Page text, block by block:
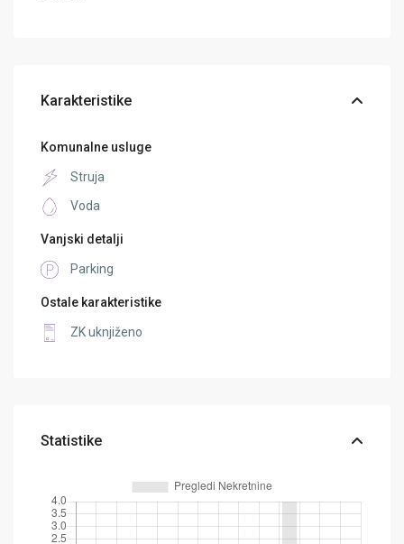
Karakteristike
Komunalne usluge
Struja
Voda
Vanjski detalji
Parking
Ostale karakteristike
ZK uknjiženo
Statistike